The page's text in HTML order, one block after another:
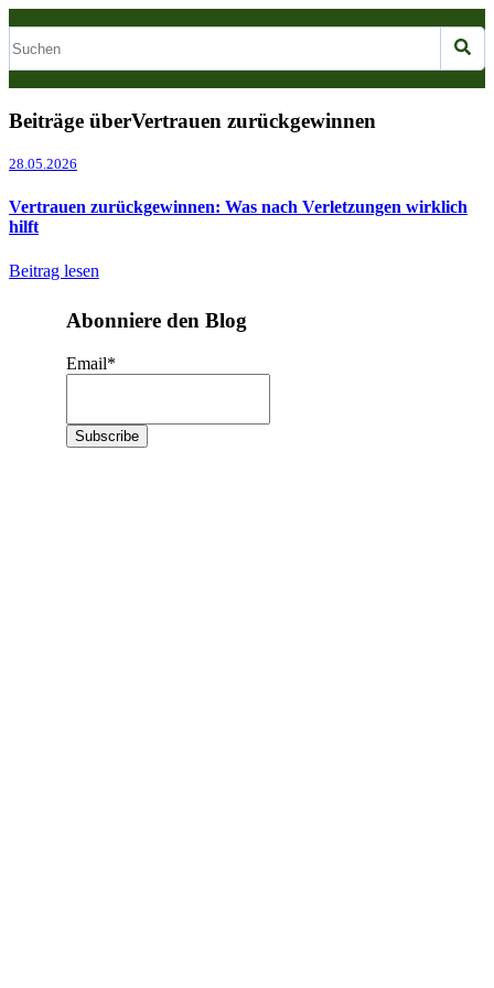
Beiträge überVertrauen zurückgewinnen
28.05.2026
Vertrauen zurückgewinnen: Was nach Verletzungen wirklich
hilft
Beitrag lesen
Abonniere den Blog
Email*